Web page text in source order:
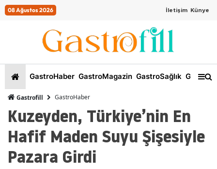
08 Ağustos 2026 İletişim Künye
GastroHaber GastroMagazin GastroSağlık
Gastrofill GastroHaber
Kuzeyden, Türkiye’nin En
Hafif Maden Suyu Şişesiyle
Pazara Girdi